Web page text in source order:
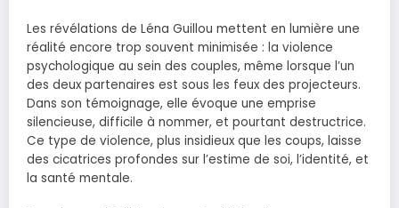
Les révélations de Léna Guillou mettent en lumière une
réalité encore trop souvent minimisée : la violence
psychologique au sein des couples, même lorsque l’un
des deux partenaires est sous les feux des projecteurs.
Dans son témoignage, elle évoque une emprise
silencieuse, difficile à nommer, et pourtant destructrice.
Ce type de violence, plus insidieux que les coups, laisse
des cicatrices profondes sur l’estime de soi, l’identité, et
la santé mentale.